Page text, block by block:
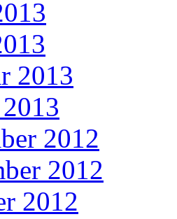
2013
2012
2012
2012